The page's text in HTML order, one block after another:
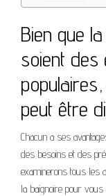
Bien que
soient des
peut être
Chacun a ses
des besoins et des
examinerons tous les
la baignoire pour